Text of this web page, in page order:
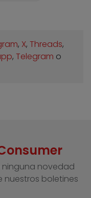
, X, Threads,
, Telegram o
ninguna novedad
nuestros boletines